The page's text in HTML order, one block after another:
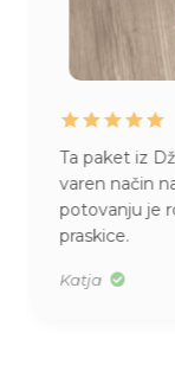
Ta paket iz
varen način
potovanju je
praskice.
Katja